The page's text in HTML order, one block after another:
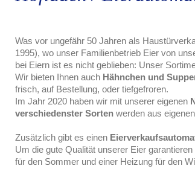
Was vor ungefähr 50 Jahren als
1995), wo unser Familienbetrieb Eier von
bei Eiern ist es nicht geblieben: Unser
Wir bieten Ihnen auch Hähnchen und
frisch, auf Bestellung, oder tiefgefroren.
Im Jahr 2020 haben wir mit unserer eigenen
verschiedenster Sortenwerden aus
Zusätzlich gibt es einen
Um die gute Qualität unserer Eier
für den Sommer und einer Heizung für den